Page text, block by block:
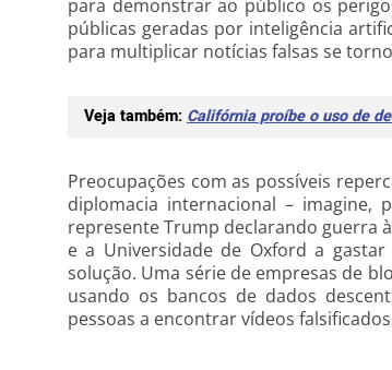
para demonstrar ao público os
públicas geradas por inteligência
para multiplicar notícias falsas se
Veja também: Califórnia proíbe o uso de
Preocupações com as possíveis
diplomacia internacional – imagine,
represente Trump declarando guerra
e a Universidade de Oxford a
solução. Uma série de empresas de
usando os bancos de dados
pessoas a encontrar vídeos